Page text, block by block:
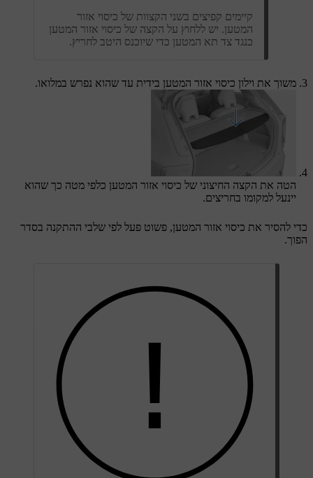
קיימים קפיצים בשני הקצוות של כיסוי אזור
המטען. יש ללחוץ על הקצה של כיסוי אזור המטען
כנגד צד תא המטען כדי שיוכנס היטב לחריץ.
משוך את וילון כיסוי אזור המטען בידית עד שהוא נפרש במלואו.
הטה את הקצה החיצוני של כיסוי אזור המטען כלפי מטה כך שהוא
יינעל למקומו בחריצים.
כדי להסיר את כיסוי אזור המטען, פשוט פעל לפי שלבי ההתקנה בסדר
הפוך.